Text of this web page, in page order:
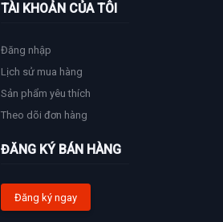
TÀI KHOẢN CỦA TÔI
Đăng nhập
Lịch sử mua hàng
Sản phẩm yêu thích
Theo dõi đơn hàng
ĐĂNG KÝ BÁN HÀNG
Đăng ký ngay